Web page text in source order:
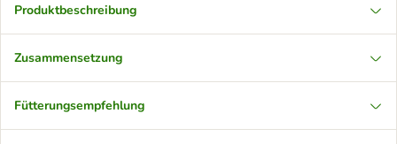
Produktbeschreibung
Zusammensetzung
Fütterungsempfehlung